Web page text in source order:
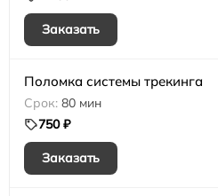
Заказать
Поломка системы трекинга
80 мин
750 ₽
Заказать